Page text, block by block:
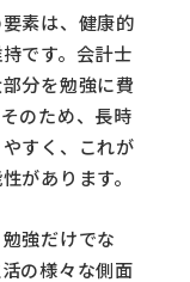
素は、健康的
です。会計士
分を勉強に費
のため、長時
すく、これが
があります。
強だけでな
の様々な側面